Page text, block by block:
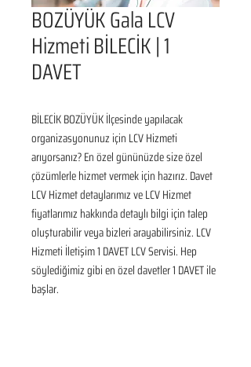
BOZÜYÜK Gala LCV
Hizmeti BİLECİK | 1
DAVET
BİLECİK BOZÜYÜK İlçesinde yapılacak
organizasyonunuz için LCV Hizmeti
arıyorsanız? En özel gününüzde size özel
çözümlerle hizmet vermek için hazırız. Davet
LCV Hizmet detaylarımız ve LCV Hizmet
fiyatlarımız hakkında detaylı bilgi için talep
oluşturabilir veya bizleri arayabilirsiniz. LCV
Hizmeti İletişim 1 DAVET LCV Servisi. Hep
söylediğimiz gibi en özel davetler 1 DAVET ile
başlar.